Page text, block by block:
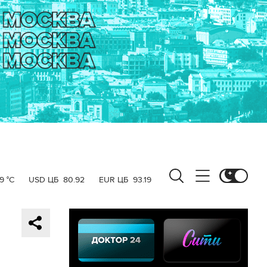
°C USD ЦБ 80.92 EUR ЦБ 93.19